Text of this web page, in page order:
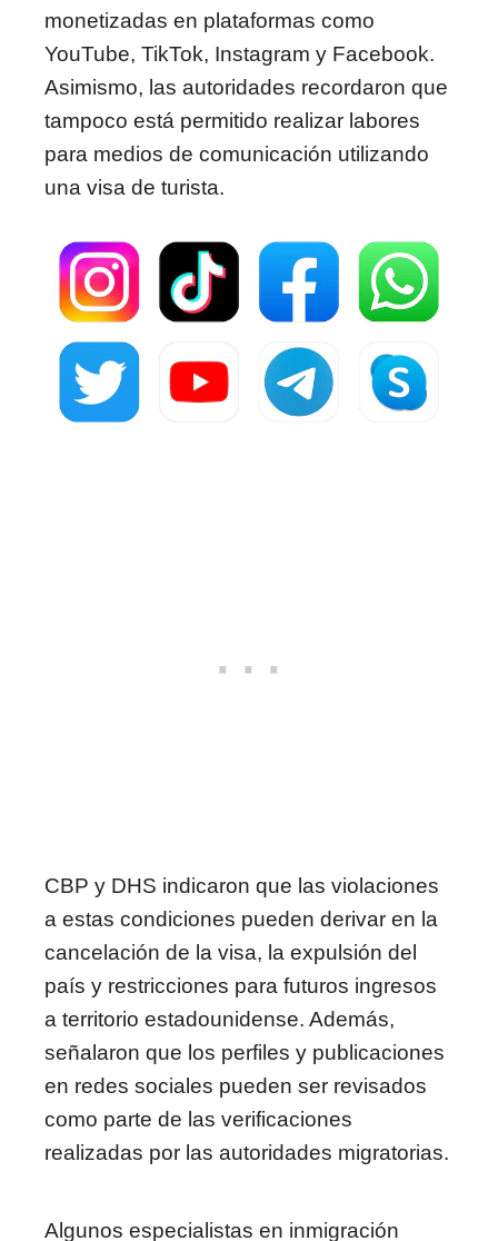
monetizadas en plataformas como
YouTube, TikTok, Instagram y Facebook.
Asimismo, las autoridades recordaron que
tampoco está permitido realizar labores
para medios de comunicación utilizando
una visa de turista.
CBP y DHS indicaron que las violaciones
a estas condiciones pueden derivar en la
cancelación de la visa, la expulsión del
país y restricciones para futuros ingresos
a territorio estadounidense. Además,
señalaron que los perfiles y publicaciones
en redes sociales pueden ser revisados
como parte de las verificaciones
realizadas por las autoridades migratorias.
Algunos especialistas en inmigración